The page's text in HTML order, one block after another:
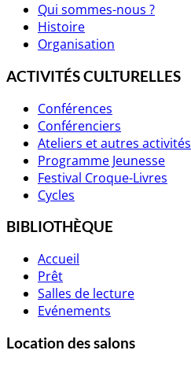
Qui sommes-nous ?
Histoire
Organisation
ACTIVITÉS CULTURELLES
Conférences
Conférenciers
Ateliers et autres activités
Programme Jeunesse
Festival Croque-Livres
Cycles
BIBLIOTHÈQUE
Accueil
Prêt
Salles de lecture
Evénements
Location des salons